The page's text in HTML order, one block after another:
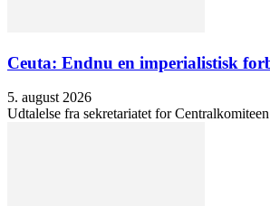
Ceuta: Endnu en imperialistisk
5. august 2026
Udtalelse fra sekretariatet for